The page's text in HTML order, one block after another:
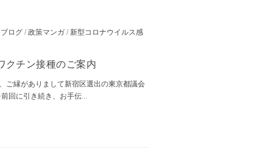
ブログ /政策マンガ / 新型コロナウイルス感
クチン接種のご案内
ご縁がありまして新宿区選出の東京都議会
回に引き続き、お手伝...